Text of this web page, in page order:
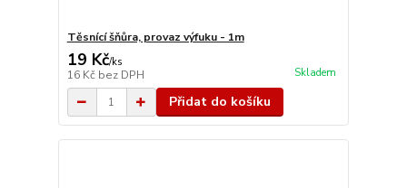
Těsnící šňůra, provaz výfuku - 1m
19 Kč/ks
16 Kč bez DPH Skladem
Přidat do košíku